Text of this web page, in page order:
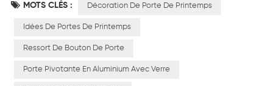
MOTS CLÉS : Décoration De Porte De Printemps
Idées De Portes De Printemps
Ressort De Bouton De Porte
Porte Pivotante En Aluminium Avec Verre